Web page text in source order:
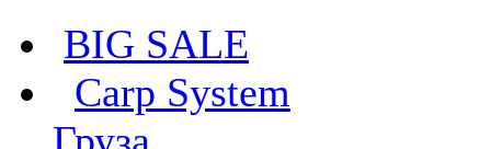
BIG SALE
Carp System